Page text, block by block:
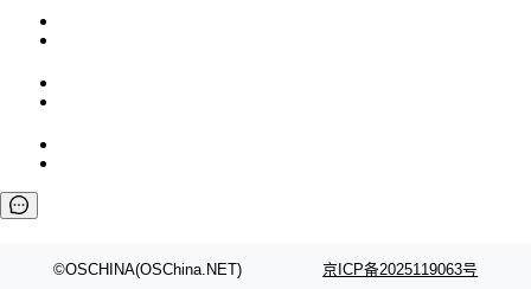
©OSCHINA(OSChina.NET) 京ICP备2025119063号